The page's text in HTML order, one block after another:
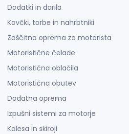
Dodatki in darila
Kovčki, torbe in nahrbtniki
Zaščitna oprema za motorista
Motoristične čelade
Motoristična oblačila
Motoristična obutev
Dodatna oprema
Izpušni sistemi za motorje
Kolesa in skiroji